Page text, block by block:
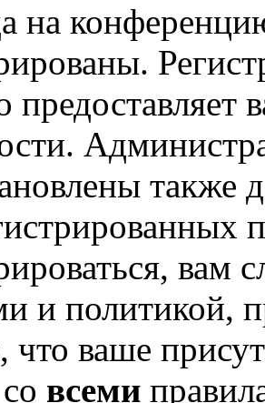
на
предоставляет
также
вам
и политикой,
ваше
всеми